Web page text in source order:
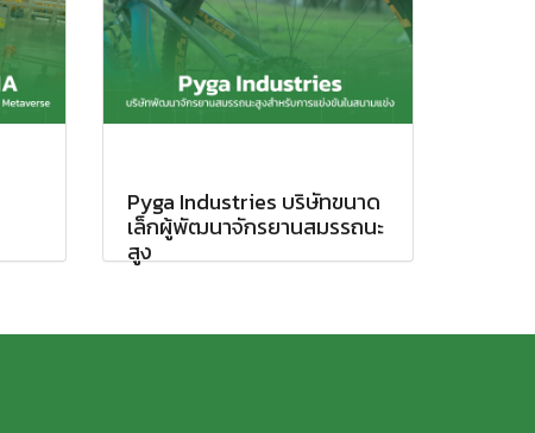
Pyga Industries บริษัทขนาด
เล็กผู้พัฒนาจักรยานสมรรถนะ
สูง